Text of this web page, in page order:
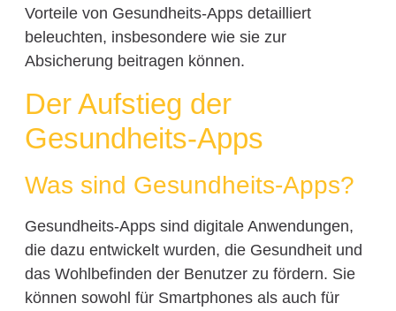
Vorteile von Gesundheits-Apps detailliert
beleuchten, insbesondere wie sie zur
Absicherung beitragen können.
Der Aufstieg der
Gesundheits-Apps
Was sind Gesundheits-Apps?
Gesundheits-Apps sind digitale Anwendungen,
die dazu entwickelt wurden, die Gesundheit und
das Wohlbefinden der Benutzer zu fördern. Sie
können sowohl für Smartphones als auch für